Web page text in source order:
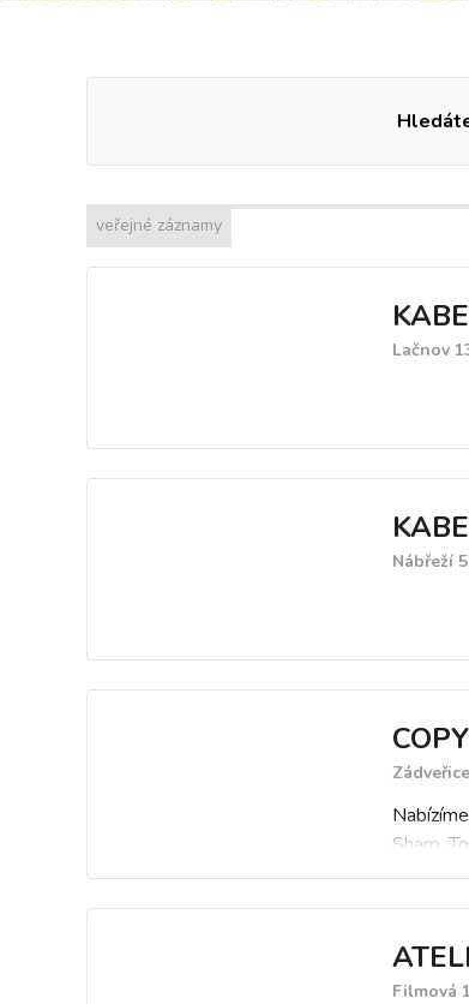
veřejné záznamy
Lačnov
Nábřeží
Sharp,
Filmová